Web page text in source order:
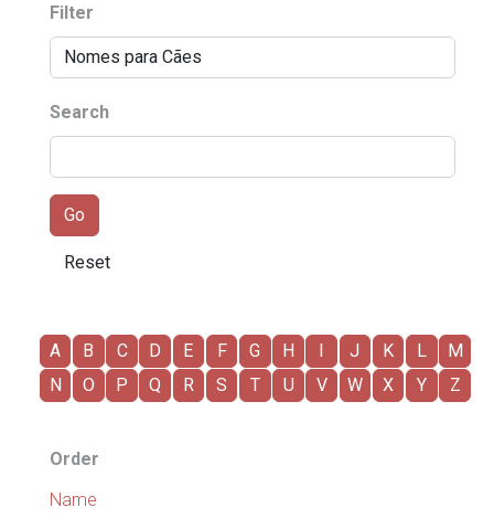
Filter
Search
A B C D E F G H I J K L
M
N
O P Q R S T U V W X Y Z
Order
Name